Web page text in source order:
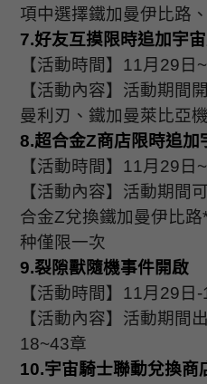
項中選擇鐵加曼伊比路
7.好友互摸限時追加宇
【活動時間】 11月 29 日
【活動內容】活動期間
曼利刃、鐵加曼萊比亞
8.超合金Z商店限時追加
【活動時間】 11月 29 日
【活動內容】活動期間
合金Z兌換鐵加曼伊比路
种僅限一次
9.裂隙獸隨機事件開啟
【活動時間】 11月 29 日 -
【活動內容】活動期間
18~43章
10.宇宙騎士聯動兌換商